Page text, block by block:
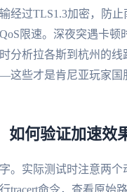
经过TLS1.3加密，防
限速。深夜突遇卡顿
分析拉各斯到杭州的线
些才是肯尼亚玩家国
如何验证加速效
。实际测试时注意两个
tracert命令，查看原始